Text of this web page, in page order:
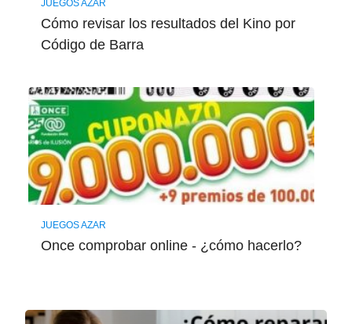
JUEGOS AZAR
Cómo revisar los resultados del Kino por
Código de Barra
JUEGOS AZAR
Once comprobar online - ¿cómo hacerlo?